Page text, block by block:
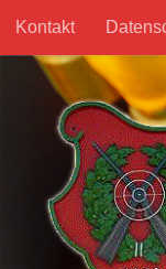
Unter dem Inhalt
Kontakt